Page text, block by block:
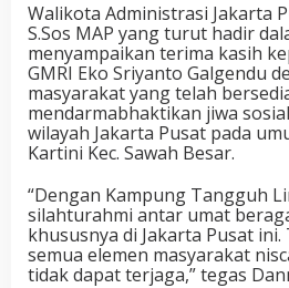
Walikota Administrasi Jakarta
S.Sos MAP yang turut hadir
menyampaikan terima kasih
GMRI Eko Sriyanto Galgendu
masyarakat yang telah
mendarmabhaktikan jiwa
wilayah Jakarta Pusat pada
Kartini Kec. Sawah Besar.
“Dengan Kampung Tangguh
silahturahmi antar umat
khususnya di Jakarta Pusat
semua elemen masyarakat
tidak dapat terjaga,” tegas